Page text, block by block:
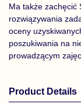
Ma także zachęcić
rozwiązywania
oceny
poszukiwania na
prowadzącym
Product Details